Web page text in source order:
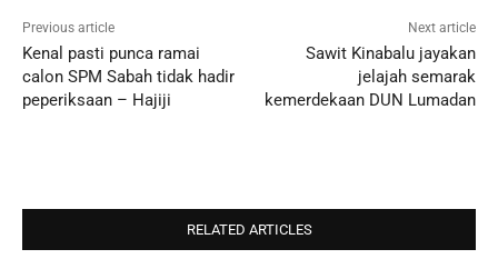
Previous article
Kenal pasti punca ramai
calon SPM Sabah tidak hadir
peperiksaan – Hajiji
Next article
Sawit Kinabalu jayakan
jelajah semarak
kemerdekaan DUN Lumadan
RELATED ARTICLES